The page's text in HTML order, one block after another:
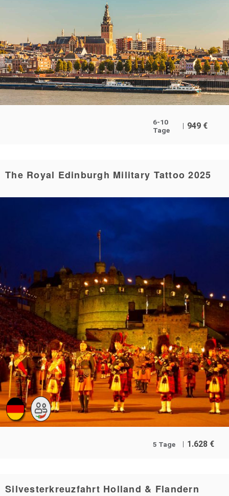
6-10
Tage
949 €
The Royal Edinburgh Military Tattoo 2025
5 Tage 1.628 €
Silvesterkreuzfahrt Holland & Flandern